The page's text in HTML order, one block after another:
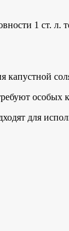
1 ст.
капустной
для